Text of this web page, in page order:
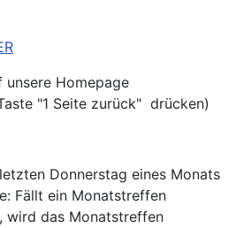
Homepage
"1 Seite zurück" drücken)
Donnerstag eines Monats
Fällt ein Monatstreffen
das Monatstreffen